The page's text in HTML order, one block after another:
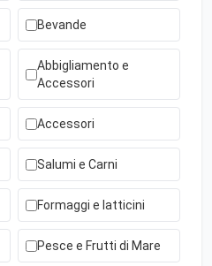
Bevande
Abbigliamento e
Accessori
Accessori
Salumi e Carni
Formaggi e latticini
Pesce e Frutti di Mare